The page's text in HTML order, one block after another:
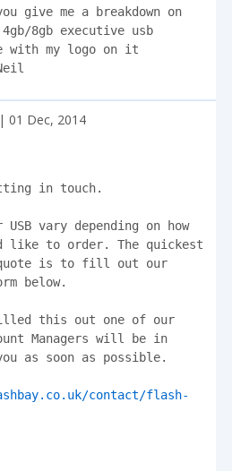
give me a breakdown on
8gb executive usb
with my logo on it
Dec, 2014
in touch.
vary depending on how
like to order. The quickest
is to fill out our
below.
this out one of our
Managers will be in
as soon as possible.
contact/flash-